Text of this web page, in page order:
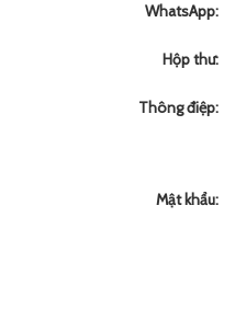
WhatsApp:
Hộp thư:
Thông điệp:
Mật khẩu: